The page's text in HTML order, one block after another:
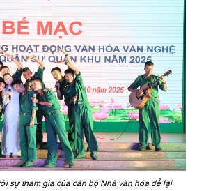
sự tham gia của cán bộ Nhà văn hóa để lại